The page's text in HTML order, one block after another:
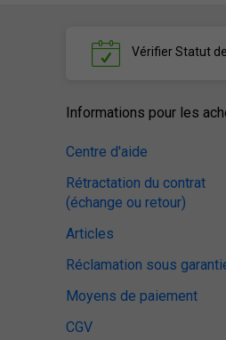
VérifierStatut
Informations pour les
Centre d'aide
Rétractation du contrat
(échange ou retour)
Articles
Réclamation sous
Moyens de paiement
CGV